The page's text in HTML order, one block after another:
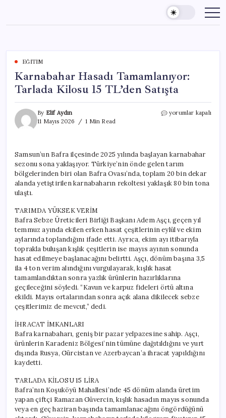
content
EĞITIM
Karnabahar Hasadı Tamamlanıyor:
Tarlada Kilosu 15 TL’den Satışta
By Elif Aydın
11 Mayıs 2026
1 Min Read
Karnabahar
15
TL’den
Satışta
için
yorumlar kapalı
Samsun’un Bafra ilçesinde 2025 yılında başlayan karnabahar
sezonu sona yaklaşıyor. Türkiye’nin önde gelen tarım
bölgelerinden biri olan Bafra Ovası’nda, toplam 20 bin dekar
alanda yetiştirilen karnabaharın rekoltesi yaklaşık 80 bin tona
ulaştı.
TARIMDA YÜKSEK VERİM
Bafra Sebze Üreticileri Birliği Başkanı Adem Aşçı, geçen yıl
temmuz ayında ekilen erken hasat çeşitlerinin eylül ve ekim
aylarında toplandığını ifade etti. Ayrıca, ekim ayı itibarıyla
toprakla buluşan kışlık çeşitlerin ise mayıs ayının sonunda
hasat edilmeye başlanacağını belirtti. Aşçı, dönüm başına 3,5
ila 4 ton verim alındığını vurgulayarak, kışlık hasat
tamamlandıktan sonra yazlık ürünlerin hazırlıklarına
geçileceğini söyledi. “Kavun ve karpuz fideleri örtü altına
ekildi. Mayıs ortalarından sonra açık alana dikilecek sebze
çeşitlerimiz de mevcut,” dedi.
İHRACAT İMKANLARI
Bafra karnabaharı, geniş bir pazar yelpazesine sahip. Aşçı,
ürünlerin Karadeniz Bölgesi’nin tümüne dağıtıldığını ve yurt
dışında Rusya, Gürcistan ve Azerbaycan’a ihracat yapıldığını
kaydetti.
TARLADA KİLOSU 15 LİRA
Bafra’nın Koşuköyü Mahallesi’nde 45 dönüm alanda üretim
yapan çiftçi Ramazan Güvercin, kışlık hasadın mayıs sonunda
veya en geç haziran başında tamamlanacağını öngördüğünü